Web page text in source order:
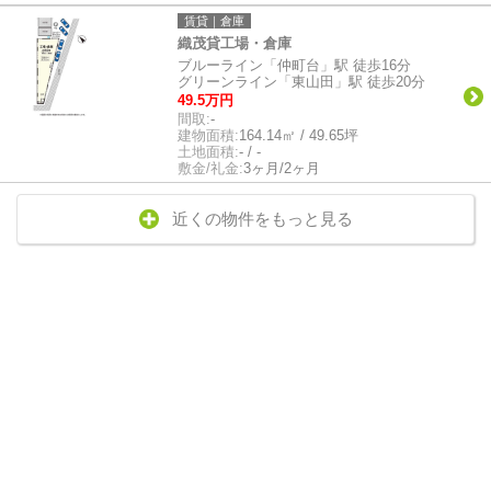
賃貸｜倉庫
織茂貸工場・倉庫
ブルーライン「仲町台」駅 徒歩16分
グリーンライン「東山田」駅 徒歩20分
49.5万円
間取:-
建物面積:164.14㎡ / 49.65坪
土地面積:- / -
敷金/礼金:3ヶ月/2ヶ月
近くの物件をもっと見る